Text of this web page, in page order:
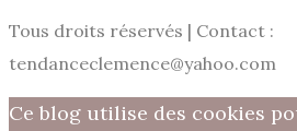
Tous droits réservés | Contact :
tendanceclemence@yahoo.com
Ce blog utilise des cookies